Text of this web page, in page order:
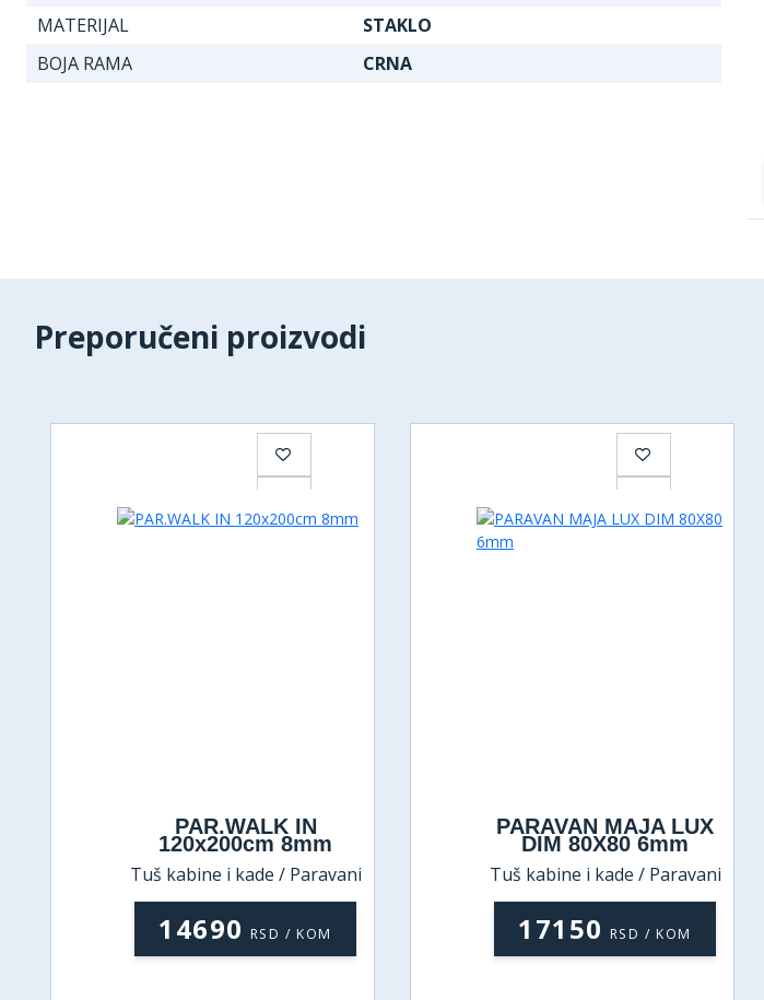
MATERIJAL
STAKLO
BOJA RAMA
CRNA
Preporučeni proizvodi
PAR.WALK IN
120x200cm 8mm
Tuš kabine i kade / Paravani
14690 RSD / KOM
PARAVAN MAJA LUX
DIM 80X80 6mm
Tuš kabine i kade / Paravani
17150 RSD / KOM